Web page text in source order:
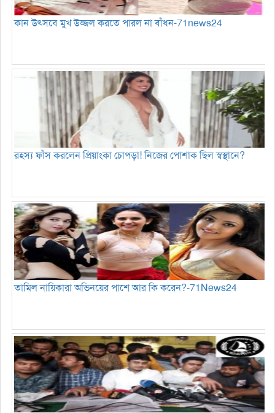
কান উৎসবে মুখ উজ্জল করতে পারল না বাঁধন-71news24
রহস্য ফাঁস করলেন প্রিয়াংকা চোপড়া! নিজের পোশাক ছিল স্বস্থানে?
তামিল নায়িকারা অভিনয়ের পাশে আর কি করেন?-71News24